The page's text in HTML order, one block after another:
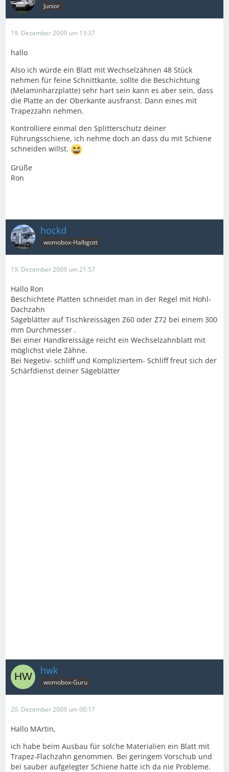
Junior
19. Dezember 2009 um 13:37
hallo
Also ich würde ein Blatt mit Wechselzähnen 48 Stück
nehmen für feine Schnittkante, sollte die Beschichtung
(Melaminharzplatte) sehr hart sein kann es aber sein, dass
die Platte an der Oberkante ausfranst. Dann eines mit
Trapezzahn nehmen.
Kontrolliere einmal den Splitterschutz deiner
Führungsschiene, ich nehme doch an dass du mit Schiene
schneiden willst.
Grüße
Ron
hockd
womobox-Halbgott
19. Dezember 2009 um 21:57
Hallo Ron
Beschichtete Platten schneidet man in der Regel mit Hohl-
Dachzahn
Sägeblätter auf Tischkreissägen Z60 oder Z72 bei einem 300
mm Durchmesser .
Bei einer Handkreissäge reicht ein Wechselzahnblatt mit
möglichst viele Zähne.
Bei Negetiv- schliff und Kompliziertem- Schliff freut sich der
Schärfdienst deiner Sägeblätter
hwk
womobox-Guru
20. Dezember 2009 um 00:17
Hallo MArtin,
ich habe beim Ausbau für solche Materialien ein Blatt mit
Trapez-Flachzahn genommen. Bei geringem Vorschub und
bei sauber aufgelegter Schiene hatte ich da nie Probleme.